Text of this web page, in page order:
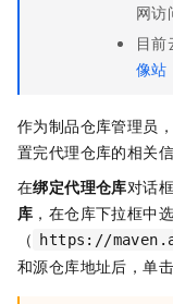
网访
目前
像站
作为制品仓库管理员
置完代理仓库的相关
在绑定代理仓库对话
库 ，在仓库下拉框中
（
https://
和源仓库地址后，单击